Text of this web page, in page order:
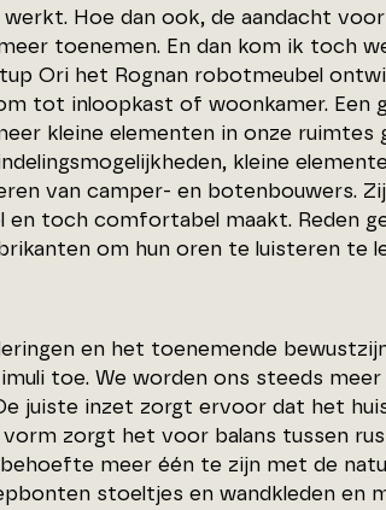
Hoe dan ook, de aandacht
toenemen. En dan kom ik toch
Ori het Rognan robotmeubel
tot inloopkast of woonkamer. Een
kleine elementen in onze ruimtes
kleine
van camper- en botenbouwers.
en toch comfortabel maakt. Reden
om hun oren te luisteren te
en het toenemende
toe. We worden ons steeds
juiste inzet zorgt ervoor dat het
vorm zorgt het voor balans tussen
meer één te zijn met de
stoeltjes en wandkleden en